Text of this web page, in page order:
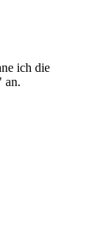
ich die
an.